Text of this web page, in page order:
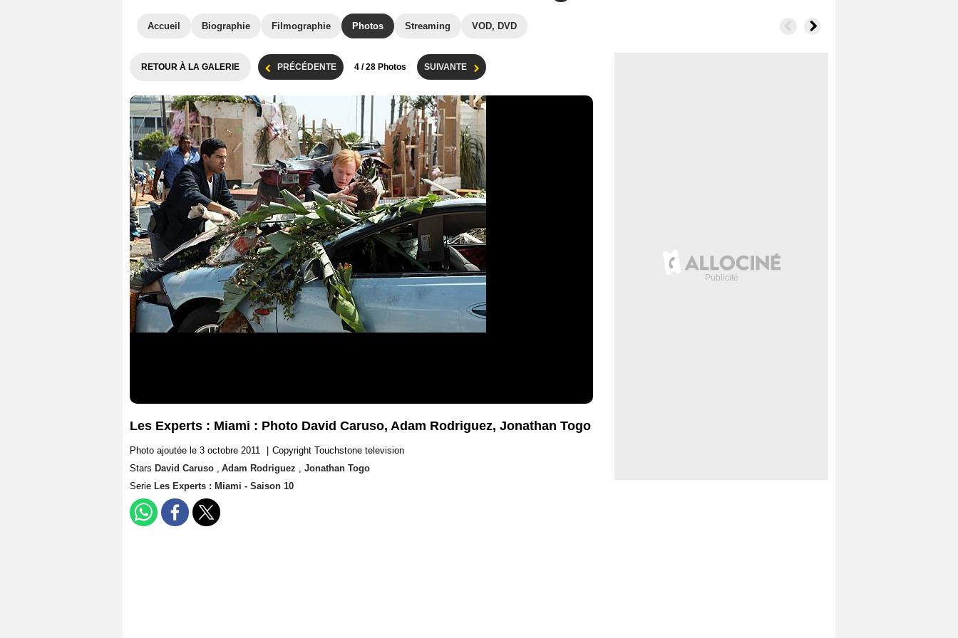
Accueil Biographie Filmographie Photos Streaming VOD, DVD
RETOUR À LA GALERIE PRÉCÉDENTE 4 / 28 Photos SUIVANTE
Les Experts : Miami : Photo David Caruso, Adam Rodriguez, Jonathan Togo
Photo ajoutée le 3 octobre 2011
Copyright Touchstone television
Stars David Caruso , Adam Rodriguez , Jonathan Togo
Serie Les Experts : Miami - Saison 10